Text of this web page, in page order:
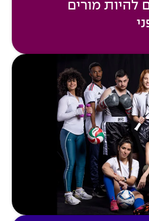
להיות מורים